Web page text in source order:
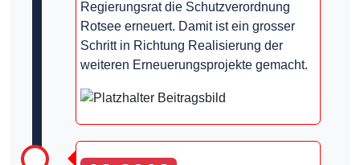
Regierungsrat die Schutzverordnung
Rotsee erneuert. Damit ist ein grosser
Schritt in Richtung Realisierung der
weiteren Erneuerungsprojekte gemacht.